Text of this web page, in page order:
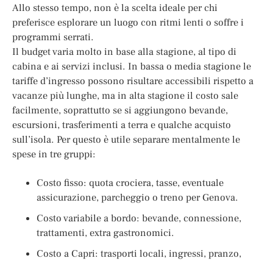
Allo stesso tempo, non è la scelta ideale per chi
preferisce esplorare un luogo con ritmi lenti o soffre i
programmi serrati.
Il budget varia molto in base alla stagione, al tipo di
cabina e ai servizi inclusi. In bassa o media stagione le
tariffe d’ingresso possono risultare accessibili rispetto a
vacanze più lunghe, ma in alta stagione il costo sale
facilmente, soprattutto se si aggiungono bevande,
escursioni, trasferimenti a terra e qualche acquisto
sull’isola. Per questo è utile separare mentalmente le
spese in tre gruppi:
Costo fisso: quota crociera, tasse, eventuale
assicurazione, parcheggio o treno per Genova.
Costo variabile a bordo: bevande, connessione,
trattamenti, extra gastronomici.
Costo a Capri: trasporti locali, ingressi, pranzo,